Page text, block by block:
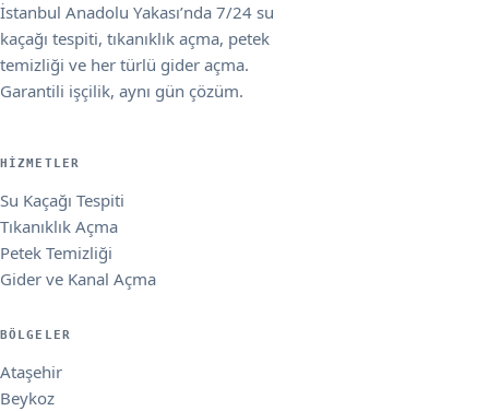
İstanbul Anadolu Yakası’nda 7/24 su
kaçağı tespiti, tıkanıklık açma, petek
temizliği ve her türlü gider açma.
Garantili işçilik, aynı gün çözüm.
HIZMETLER
Su Kaçağı Tespiti
Tıkanıklık Açma
Petek Temizliği
Gider ve Kanal Açma
BÖLGELER
Ataşehir
Beykoz